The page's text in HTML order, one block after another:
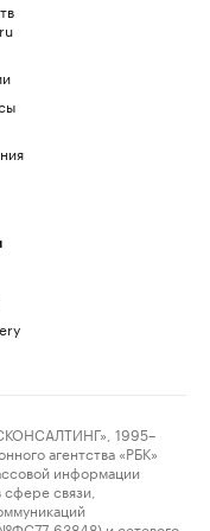
1995–
агентства «РБК»
информации
связи,